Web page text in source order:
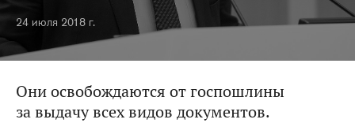
24 июля 2018 г.
Они освобождаются от госпошлины
за выдачу всех видов документов.